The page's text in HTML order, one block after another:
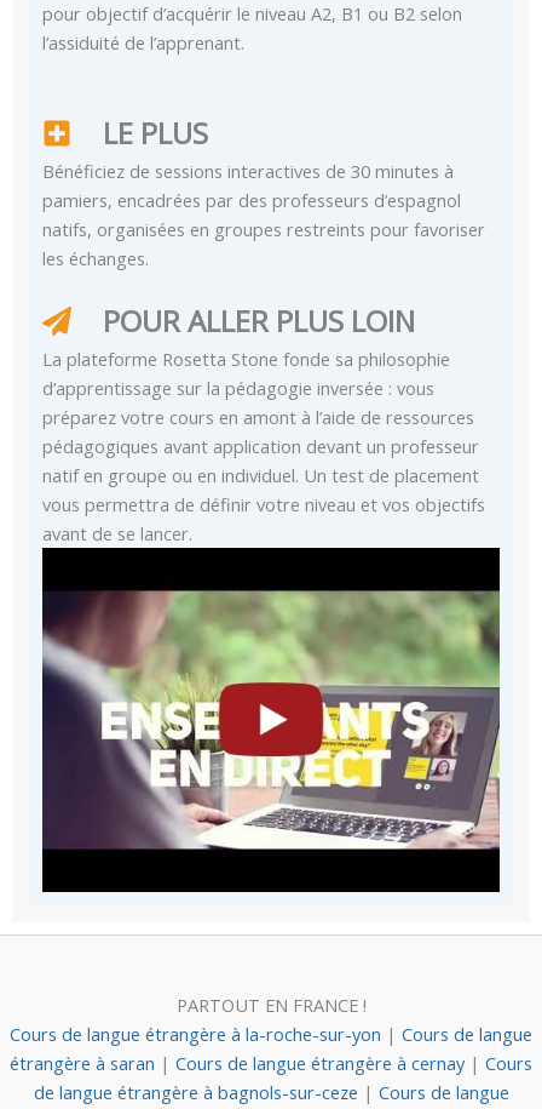
pour objectif d’acquérir le niveau A2, B1 ou B2 selon
l’assiduité de l’apprenant.
LE PLUS
Bénéficiez de sessions interactives de 30 minutes à
pamiers, encadrées par des professeurs d’espagnol
natifs, organisées en groupes restreints pour favoriser
les échanges.
POUR ALLER PLUS LOIN
La plateforme Rosetta Stone fonde sa philosophie
d’apprentissage sur la pédagogie inversée : vous
préparez votre cours en amont à l’aide de ressources
pédagogiques avant application devant un professeur
natif en groupe ou en individuel. Un test de placement
vous permettra de définir votre niveau et vos objectifs
avant de se lancer.
PARTOUT EN FRANCE !
Cours de langue étrangère à la-roche-sur-yon | Cours de langue
étrangère à saran | Cours de langue étrangère à cernay | Cours
de langue étrangère à bagnols-sur-ceze | Cours de langue